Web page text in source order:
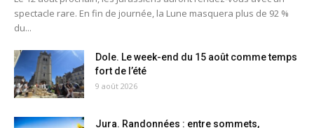
spectacle rare. En fin de journée, la Lune masquera plus de 92 %
du...
Dole. Le week-end du 15 août comme temps
fort de l’été
9 août 2026
Jura. Randonnées : entre sommets,